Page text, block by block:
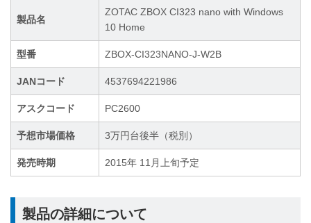
製品名
ZOTAC ZBOX CI323 nano with Windows
10 Home
型番 ZBOX-CI323NANO-J-W2B
JANコード 4537694221986
アスクコード PC2600
予想市場価格 3万円台後半（税別）
発売時期 2015年 11月上旬予定
製品の詳細について